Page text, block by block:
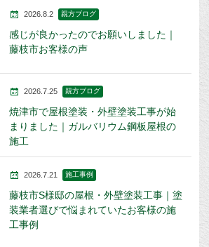
2026.8.2 親方ブログ
感じが良かったのでお願いしました｜
藤枝市お客様の声
2026.7.25 親方ブログ
焼津市で屋根塗装・外壁塗装工事が始
まりました｜ガルバリウム鋼板屋根の
施工
2026.7.21 施工事例
藤枝市S様邸の屋根・外壁塗装工事｜塗
装業者選びで悩まれていたお客様の施
工事例